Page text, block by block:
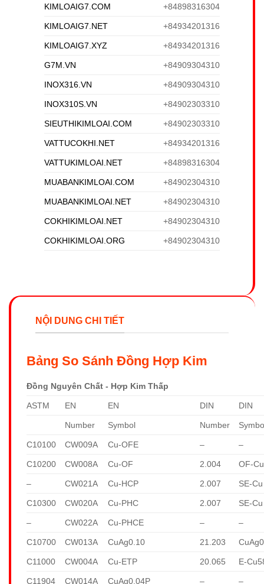
KIMLOAIG7.COM +84898316304
KIMLOAIG7.NET +84934201316
KIMLOAIG7.XYZ +84934201316
G7M.VN +84909304310
INOX316.VN +84909304310
INOX310S.VN +84902303310
SIEUTHIKIMLOAI.COM +84902303310
VATTUCOKHI.NET +84934201316
VATTUKIMLOAI.NET +84898316304
MUABANKIMLOAI.COM +84902304310
MUABANKIMLOAI.NET +84902304310
COKHIKIMLOAI.NET +84902304310
COKHIKIMLOAI.ORG +84902304310
NỘI DUNG CHI TIẾT
Bảng So Sánh Đồng Hợp Kim
Đồng Nguyên Chất - Hợp Kim Thấp
ASTM EN EN DIN DIN
Number Symbol Number
C10100 CW009A Cu-OFE – –
C10200 CW008A Cu-OF 2.004 OF-Cu
– CW021A Cu-HCP 2.007 SE-Cu
C10300 CW020A Cu-PHC 2.007 SE-Cu
– CW022A Cu-PHCE – –
C10700 CW013A CuAg0.10 21.203
C11000 CW004A Cu-ETP 20.065 E-
C11904 CW014A CuAg0.04P – –